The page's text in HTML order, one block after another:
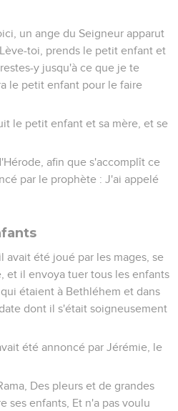
un ange du Seigneur apparut
toi, prends le petit enfant et
y jusqu'à ce que je te
le petit enfant pour le faire
le petit enfant et sa mère, et se
afin que s'accomplît ce
par le prophète : J'ai appelé
avait été joué par les mages, se
et il envoya tuer tous les enfants
étaient à Bethléhem et dans
dont il s'était soigneusement
été annoncé par Jérémie, le
Des pleurs et de grandes
ses enfants, Et n'a pas voulu